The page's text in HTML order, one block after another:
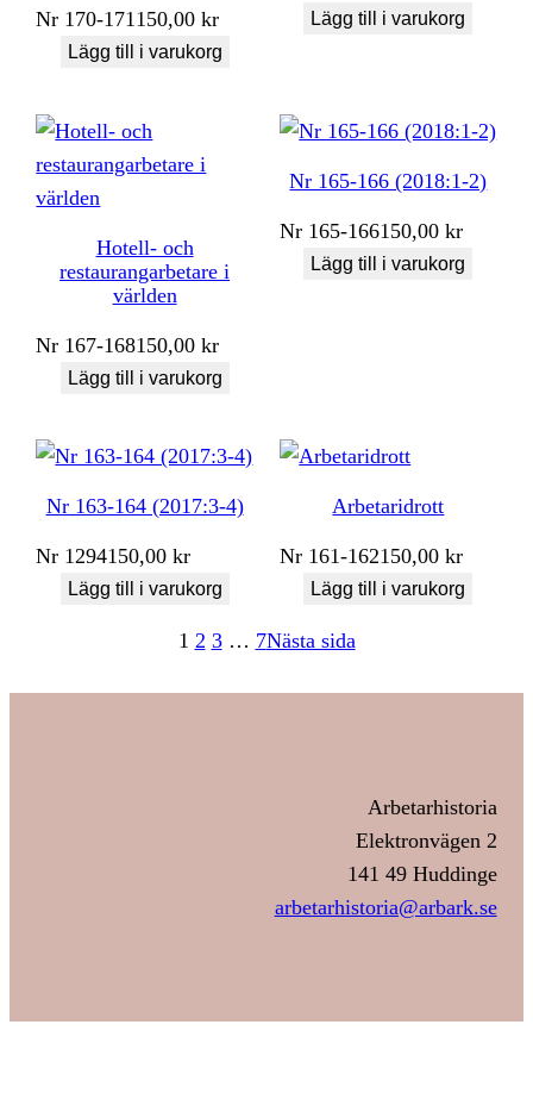
Nr 170-171150,00kr
Lägg till i varukorg
Lägg till i varukorg
Hotell- och
restaurangarbetare i
världen
Nr 167-168150,00kr
Lägg till i varukorg
Nr 165-166 (2018:1-2)
Nr 165-166150,00kr
Lägg till i varukorg
Nr 163-164 (2017:3-4)
Nr 1294150,00kr
Lägg till i varukorg
Arbetaridrott
Nr 161-162150,00kr
Lägg till i varukorg
1 2 3 … 7Nästa sida
Arbetarhistoria
Elektronvägen 2
141 49 Huddinge
arbetarhistoria@arbark.se